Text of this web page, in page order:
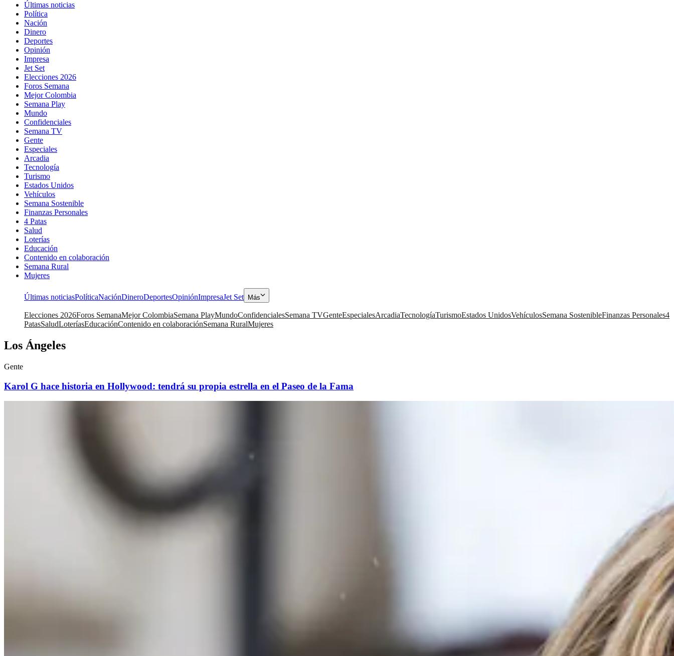
Últimas noticias
Política
Nación
Dinero
Deportes
Opinión
Impresa
Jet Set
Elecciones 2026
Foros Semana
Mejor Colombia
Semana Play
Mundo
Confidenciales
Semana TV
Gente
Especiales
Arcadia
Tecnología
Turismo
Estados Unidos
Vehículos
Semana Sostenible
Finanzas Personales
4 Patas
Salud
Loterías
Educación
Contenido en colaboración
Semana Rural
Mujeres
Últimas noticiasPolíticaNaciónDineroDeportesOpiniónImpresaJet Set Más
Elecciones 2026Foros SemanaMejor ColombiaSemana PlayMundoConfidencialesSemana TVGenteEspecialesArcadiaTecnologíaTurismoEstados UnidosVehículosSemana SostenibleFinanzas Personales4
PatasSaludLoteríasEducaciónContenido en colaboraciónSemana RuralMujeres
Los Ángeles
Gente
Karol G hace historia en Hollywood: tendrá su propia estrella en el Paseo de la Fama